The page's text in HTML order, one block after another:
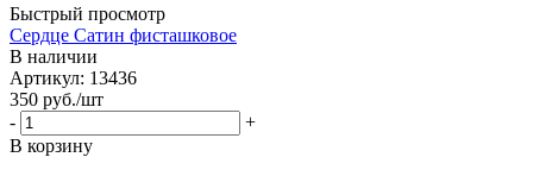
Быстрый просмотр
Сердце Сатин фисташковое
В наличии
Артикул: 13436
350 руб./шт
-
+
В корзину